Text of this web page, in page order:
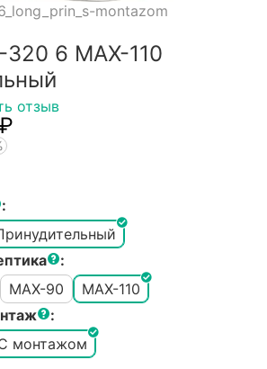
montazom
6 MAX-110
отзыв
:
:
MAX-90
MAX-110
:
монтажом